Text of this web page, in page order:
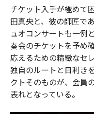
チケット入手が極めて
田真央と、彼の師匠で
ュオコンサートも一例
奏会のチケットを予め
応えるための精緻なセ
独自のルートと目利き
クトそのものが、会員
表れとなっている。